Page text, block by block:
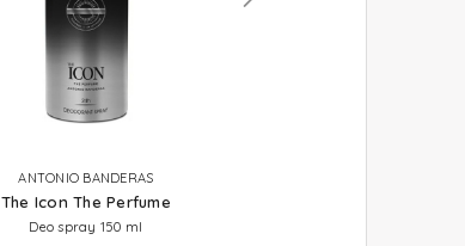
ANTONIO BANDERAS
The Icon The Perfume
Deo spray 150 ml